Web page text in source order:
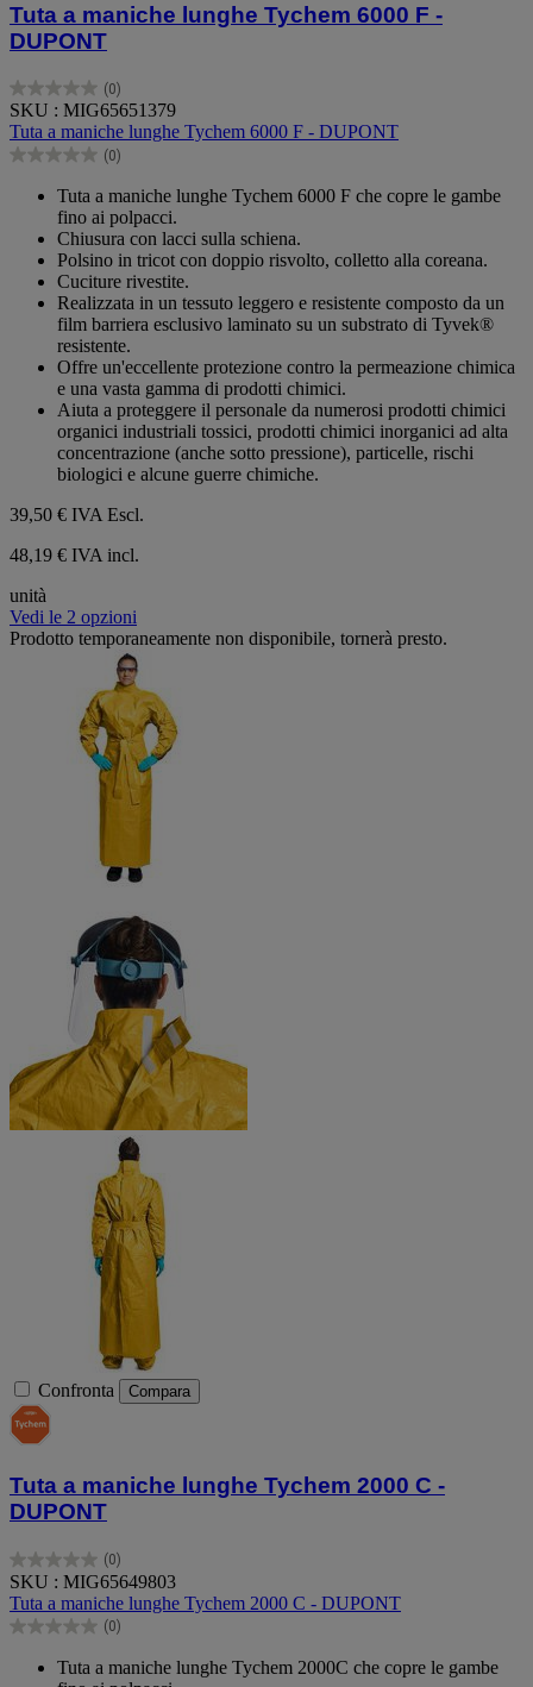
Tuta a maniche lunghe Tychem 6000 F -
DUPONT
(0)
0.0
su
5
stelle.
SKU : MIG65651379
Tuta a maniche lunghe Tychem 6000 F - DUPONT
(0)
0.0
Tuta a maniche lunghe Tychem 6000 F che copre le gambe
fino ai polpacci.
Chiusura con lacci sulla schiena.
Polsino in tricot con doppio risvolto, colletto alla coreana.
Cuciture rivestite.
Realizzata in un tessuto leggero e resistente composto da un
film barriera esclusivo laminato su un substrato di Tyvek®
resistente.
Offre un'eccellente protezione contro la permeazione chimica
e una vasta gamma di prodotti chimici.
Aiuta a proteggere il personale da numerosi prodotti chimici
organici industriali tossici, prodotti chimici inorganici ad alta
concentrazione (anche sotto pressione), particelle, rischi
biologici e alcune guerre chimiche.
39,50 € IVA Escl.
48,19 € IVA incl.
unità
Vedi le 2 opzioni
Prodotto temporaneamente non disponibile, tornerà presto.
Confronta Compara
Tuta a maniche lunghe Tychem 2000 C -
DUPONT
(0)
0.0
su
5
stelle.
SKU : MIG65649803
Tuta a maniche lunghe Tychem 2000 C - DUPONT
(0)
0.0
Tuta a maniche lunghe Tychem 2000C che copre le gambe